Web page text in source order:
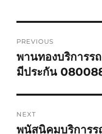
navigation
PREVIOUS
Previous
post:
พานทองบริการร
มีประกัน
NEXT
Next
พนัสนิคมบริการร